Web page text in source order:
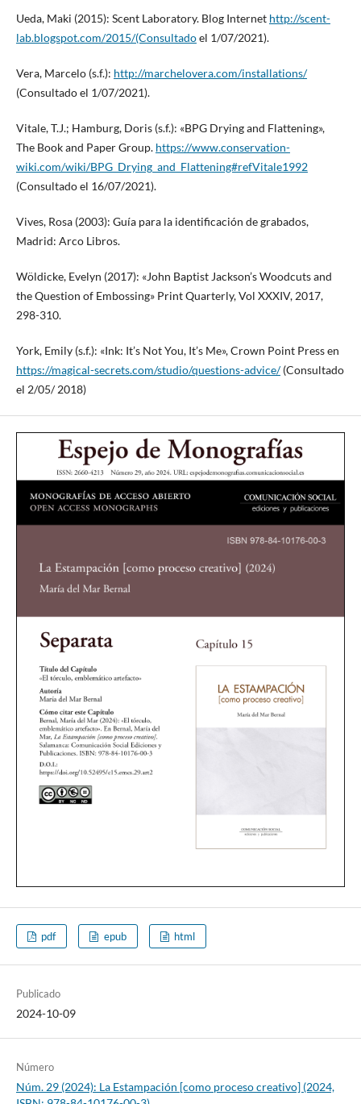
Ueda, Maki (2015): Scent Laboratory. Blog Internet http://scent-
lab.blogspot.com/2015/(Consultadoel 1/07/2021).
Vera, Marcelo (s.f.): http://marchelovera.com/installations/
(Consultado el 1/07/2021).
Vitale, T.J.; Hamburg, Doris (s.f.): «BPG Drying and Flattening»,
The Book and Paper Group. https://www.conservation-
wiki.com/wiki/BPG_Drying_and_Flattening#refVitale1992
(Consultado el 16/07/2021).
Vives, Rosa (2003): Guía para la identificación de grabados,
Madrid: Arco Libros.
Wöldicke, Evelyn (2017): «John Baptist Jackson’s Woodcuts and
the Question of Embossing» Print Quarterly, Vol XXXIV, 2017,
298-310.
York, Emily (s.f.): «Ink: It’s Not You, It’s Me», Crown Point Press en
https://magical-secrets.com/studio/questions-advice/(Consultado
el 2/05/ 2018)
pdf epub html
Publicado
2024-10-09
Número
Núm. 29 (2024): La Estampación [como proceso creativo] (2024,